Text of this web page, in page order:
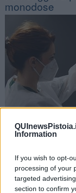
Information
If you wish to opt-
processing of your
targeted
section to confirm
monodose
Due ore per
formulazione